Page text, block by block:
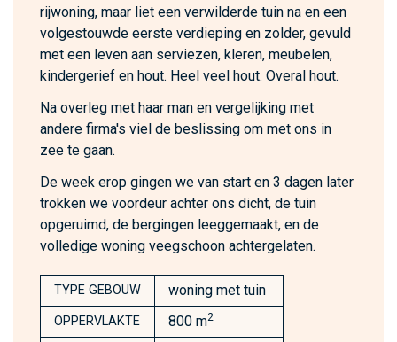
rijwoning, maar liet een verwilderde tuin na en een
volgestouwde eerste verdieping en zolder, gevuld
met een leven aan serviezen, kleren, meubelen,
kindergerief en hout. Heel veel hout. Overal hout.
Na overleg met haar man en vergelijking met
andere firma's viel de beslissing om met ons in
zee te gaan.
De week erop gingen we van start en 3 dagen later
trokken we voordeur achter ons dicht, de tuin
opgeruimd, de bergingen leeggemaakt, en de
volledige woning veegschoon achtergelaten.
TYPE GEBOUW woning met tuin
OPPERVLAKTE 800 m2